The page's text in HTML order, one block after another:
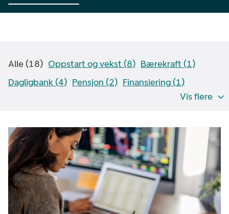
Alle (18) Oppstart og vekst (8) Bærekraft (1)
Dagligbank (4) Pensjon (2) Finansiering (1)
Vis flere